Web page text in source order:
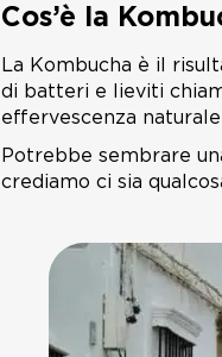
Cos’è la
La Kombucha è il
di batteri e lieviti
effervescenza
Potrebbe sembrare
crediamo ci sia